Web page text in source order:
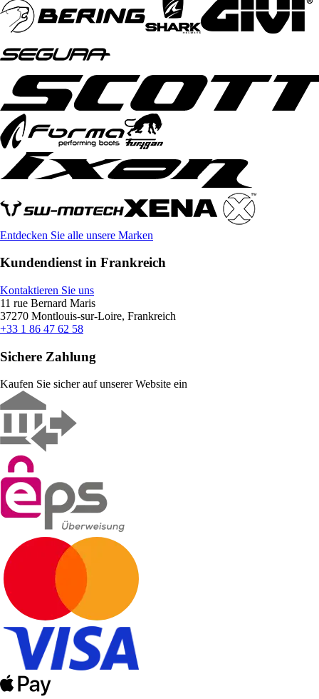
Entdecken Sie alle unsere Marken
Kundendienst in Frankreich
Kontaktieren Sie uns
11 rue Bernard Maris
37270 Montlouis-sur-Loire, Frankreich
+33 1 86 47 62 58
Sichere Zahlung
Kaufen Sie sicher auf unserer Website ein